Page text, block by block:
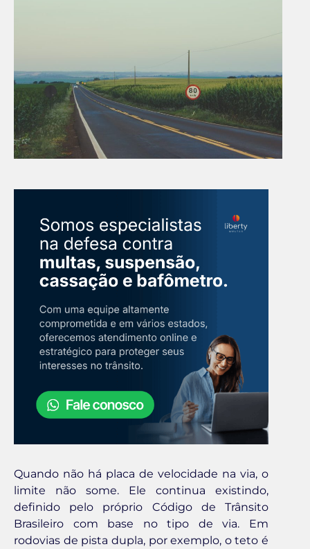
Quando não há placa de velocidade na via, o
limite não some. Ele continua existindo,
definido pelo próprio Código de Trânsito
Brasileiro com base no tipo de via. Em
rodovias de pista dupla, por exemplo, o teto é